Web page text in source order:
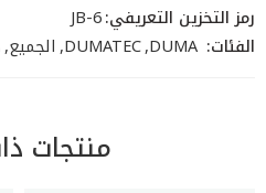
رمز التخزين التعريفي:JB-6
الفئات: DUMA
,
DUMATEC
,الجميع,
منتجات